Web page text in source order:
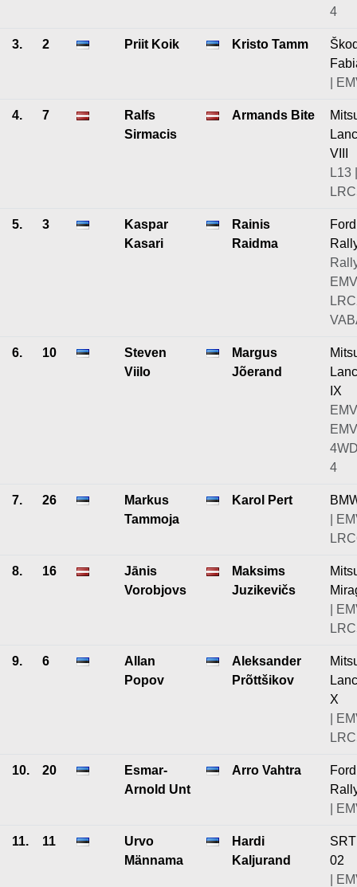
4
3. 2 Priit Koik Kristo Tamm
|
4. 7
Ralfs
Sirmacis
Armands Bite
VIII
L13
5. 3
Kaspar
Kasari
Rainis
Raidma
6. 10
Steven
Viilo
Margus
Jõerand
IX
4
7. 26
Markus
Tammoja
Karol Pert
|
8. 16
Jānis
Vorobjovs
Maksims
Juzikevičs
|
9. 6
Allan
Popov
Aleksander
Prõttšikov
X
|
10. 20
Esmar-
Arnold Unt
Arro Vahtra
|
11. 11
Urvo
Männama
Hardi
Kaljurand
02
|